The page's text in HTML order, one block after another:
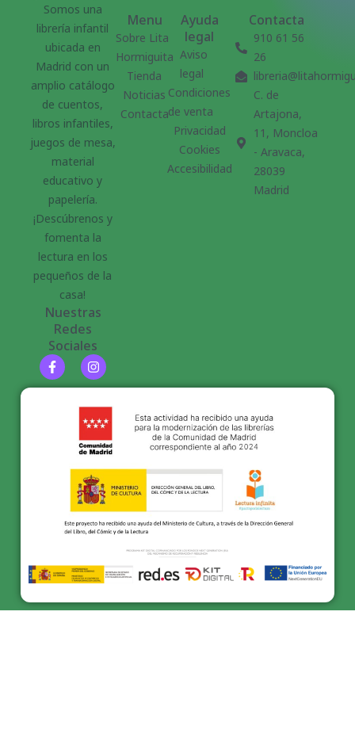
Somos una
librería infantil
ubicada en
Madrid con un
amplio catálogo
de cuentos,
libros infantiles,
juegos de mesa,
material
educativo y
papelería.
¡Descúbrenos y
fomenta la
lectura en los
pequeños de la
casa!
Nuestras
Redes
Sociales
Menu
Sobre Lita
Hormiguita
Tienda
Noticias
Contacta
Ayuda
legal
Aviso
legal
Condiciones
de venta
Privacidad
Cookies
Accesibilidad
Contacta
910 61 56
26
C. de
Artajona,
11, Moncloa
- Aravaca,
28039
Madrid